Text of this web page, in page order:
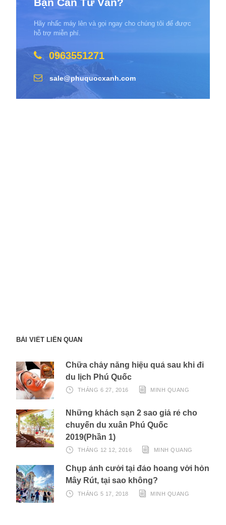
Bạn Cần Tư Vấn?
Hãy nhấc máy lên và gọi ngay cho chúng tôi để được
hỗ trợ miễn phí.
0963551271
sale@phuquocxanh.com
BÀI VIẾT LIÊN QUAN
Chữa cháy nắng hiệu quả sau khi đi
du lịch Phú Quốc
THÁNG 6 27, 2016 MINH QUANG
Những khách sạn 2 sao giá rẻ cho
chuyến du xuân Phú Quốc
2019(Phần 1)
THÁNG 12 12, 2016 MINH QUANG
Chụp ảnh cưới tại đảo hoang với hòn
Mây Rút, tại sao không?
THÁNG 5 17, 2018 MINH QUANG